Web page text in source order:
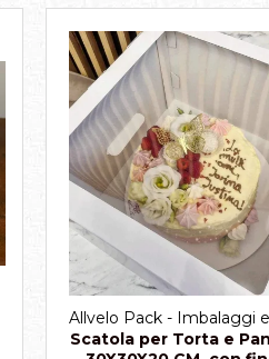
Allvelo Pack - Imbalaggi
Scatola per Torta e